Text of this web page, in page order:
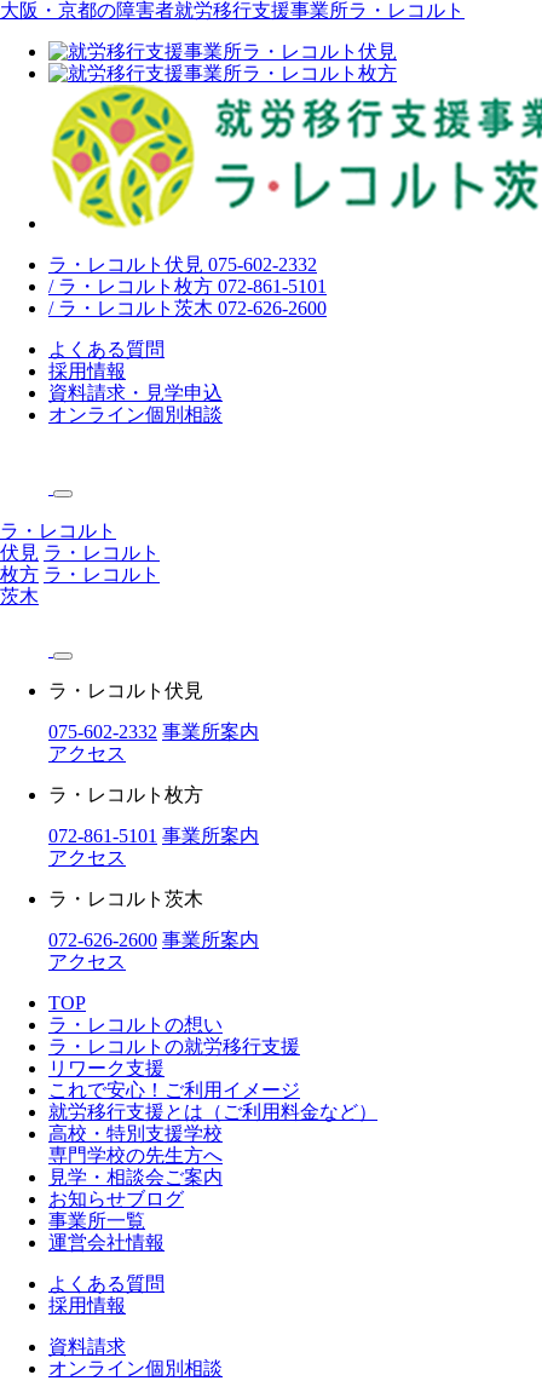
大阪・京都の障害者就労移行支援事業所ラ・レコルト
ラ・レコルト伏見 075-602-2332
/ ラ・レコルト枚方 072-861-5101
/ ラ・レコルト茨木 072-626-2600
よくある質問
採用情報
資料請求・見学申込
オンライン個別相談
ラ・レコルト
伏見 ラ・レコルト
枚方 ラ・レコルト
茨木
ラ・レコルト伏見
075-602-2332 事業所案内
アクセス
ラ・レコルト枚方
072-861-5101 事業所案内
アクセス
ラ・レコルト茨木
072-626-2600 事業所案内
アクセス
TOP
ラ・レコルトの想い
ラ・レコルトの就労移行支援
リワーク支援
これで安心！ご利用イメージ
就労移行支援とは（ご利用料金など）
高校・特別支援学校
専門学校の先生方へ
見学・相談会ご案内
お知らせブログ
事業所一覧
運営会社情報
よくある質問
採用情報
資料請求
オンライン個別相談